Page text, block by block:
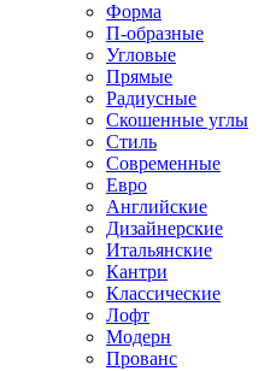
Форма
П-образные
Угловые
Прямые
Радиусные
Скошенные углы
Стиль
Современные
Евро
Английские
Дизайнерские
Итальянские
Кантри
Классические
Лофт
Модерн
Прованс